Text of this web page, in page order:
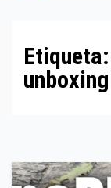
Etiqueta:
unboxing